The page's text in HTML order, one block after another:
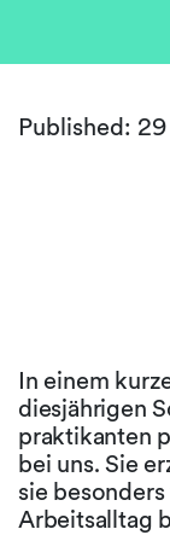
Published:
In einem
diesjährigen
praktikanten
bei uns. Sie
sie
Arbeitsalltag